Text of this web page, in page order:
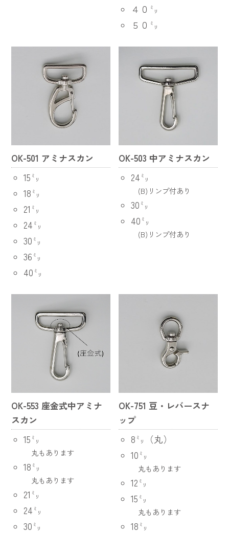
４０㍉
５０㍉
OK-501 アミナスカン
15㍉
18㍉
21㍉
24㍉
30㍉
36㍉
40㍉
OK-503 中アミナスカン
24㍉
(B)リンプ付あり
30㍉
40㍉
(B)リンプ付あり
OK-553 座金式中アミナ
スカン
15㍉
丸もあります
18㍉
丸もあります
21㍉
24㍉
30㍉
OK-751 豆・レバースナ
ップ
8㍉（丸）
10㍉
丸もあります
12㍉
15㍉
丸もあります
18㍉